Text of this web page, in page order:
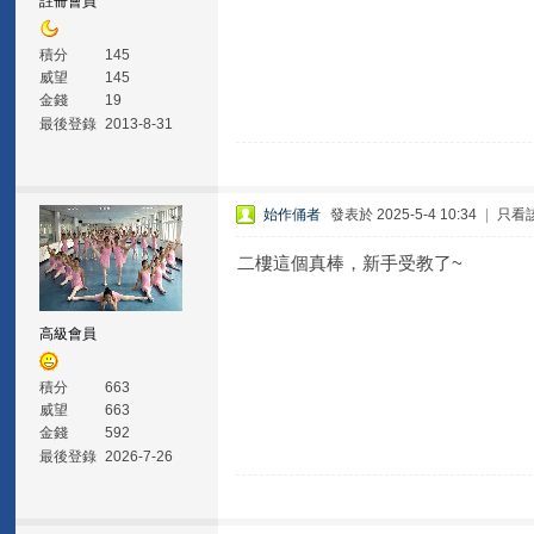
積分
145
威望
145
金錢
19
最後登錄 2013-8-31
高級會員
積分
663
威望
663
金錢
592
最後登錄 2026-7-26
始作俑者 發表於 2025-5-4 10:34 只看
二樓這個真棒，新手受教了~